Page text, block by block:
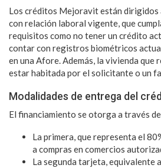
Los créditos Mejoravit están dirigidos
con relación laboral vigente, que
requisitos como no tener un crédito
contar con registros biométricos
en una Afore. Además, la vivienda que
estar habitada por el solicitante o un
Modalidades de entrega del
El financiamiento se otorga a través
La primera, que representa el
a compras en comercios
La segunda tarjeta, equivalente